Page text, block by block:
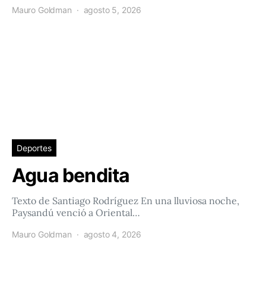
Mauro Goldman agosto 5, 2026
Deportes
Agua bendita
Texto de Santiago Rodríguez En una lluviosa noche,
Paysandú venció a Oriental…
Mauro Goldman agosto 4, 2026